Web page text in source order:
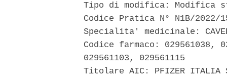
Tipo di modifica: Modifica
Codice Pratica N° N1B/2022/
Specialita' medicinale:
Codice farmaco: 029561038,
  029561103, 029561115
Titolare AIC: PFIZER ITALIA